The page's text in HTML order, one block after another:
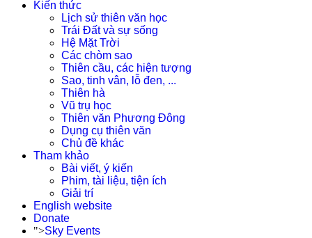
Kiến thức
Lịch sử thiên văn học
Trái Đất và sự sống
Hệ Mặt Trời
Các chòm sao
Thiên cầu, các hiện tượng
Sao, tinh vân, lỗ đen, ...
Thiên hà
Vũ trụ học
Thiên văn Phương Đông
Dụng cụ thiên văn
Chủ đề khác
Tham khảo
Bài viết, ý kiến
Phim, tài liệu, tiện ích
Giải trí
English website
Donate
">Sky Events